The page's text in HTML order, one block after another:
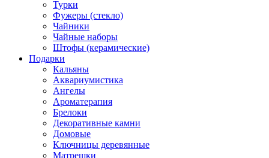
Турки
Фужеры (стекло)
Чайники
Чайные наборы
Штофы (керамические)
Подарки
Кальяны
Аквариумистика
Ангелы
Ароматерапия
Брелоки
Декоративные камни
Домовые
Ключницы деревянные
Матрешки